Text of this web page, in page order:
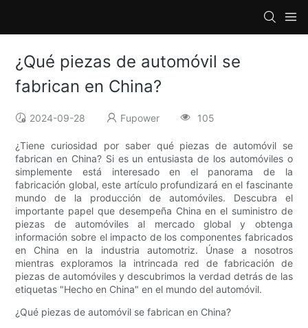
¿Qué piezas de automóvil se
fabrican en China?
2024-09-28 Fupower 105
¿Tiene curiosidad por saber qué piezas de automóvil se
fabrican en China? Si es un entusiasta de los automóviles o
simplemente está interesado en el panorama de la
fabricación global, este artículo profundizará en el fascinante
mundo de la producción de automóviles. Descubra el
importante papel que desempeña China en el suministro de
piezas de automóviles al mercado global y obtenga
información sobre el impacto de los componentes fabricados
en China en la industria automotriz. Únase a nosotros
mientras exploramos la intrincada red de fabricación de
piezas de automóviles y descubrimos la verdad detrás de las
etiquetas "Hecho en China" en el mundo del automóvil.
¿Qué piezas de automóvil se fabrican en China?